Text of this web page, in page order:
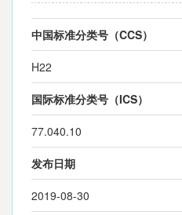
中国标准分类号（CCS）
H22
国际标准分类号（ICS）
77.040.10
发布日期
2019-08-30